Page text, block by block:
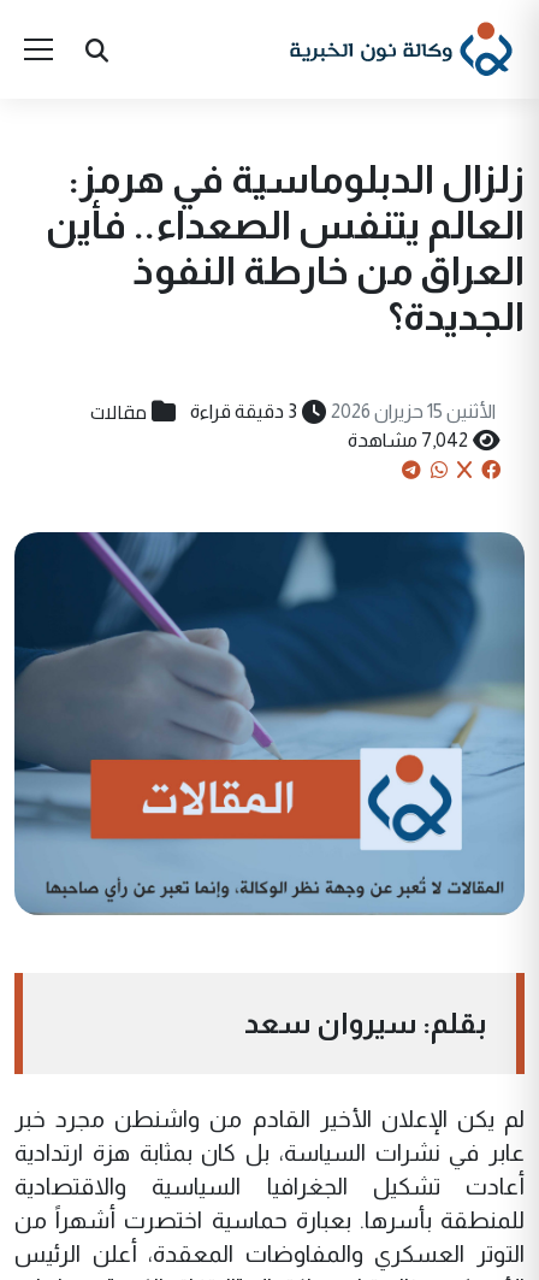
زلزال الدبلوماسية في هرمز:
العالم يتنفس الصعداء.. فأين
العراق من خارطة النفوذ
الجديدة؟
الأثنين 15 حزيران 2026 3 دقيقة قراءة مقالات
7,042 مشاهدة
بقلم: سيروان سعد
‏​لم يكن الإعلان الأخير القادم من واشنطن مجرد خبر
عابر في نشرات السياسة، بل كان بمثابة هزة ارتدادية
أعادت تشكيل الجغرافيا السياسية والاقتصادية
للمنطقة بأسرها. بعبارة حماسية اختصرت أشهراً من
التوتر العسكري والمفاوضات المعقدة، أعلن الرئيس